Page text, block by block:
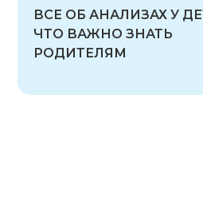
ВСЕ ОБ АНАЛИЗАХ У
ЧТО ВАЖНО ЗНАТЬ
РОДИТЕЛЯМ